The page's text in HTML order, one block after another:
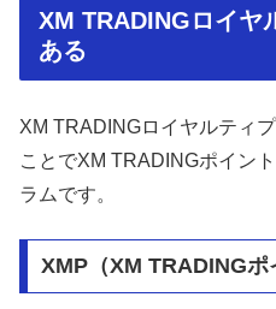
XM TRADINGロイヤ
ある
XM TRADINGロイヤルティ
ことでXM TRADINGポイン
ラムです。
XMP（XM TRADINGポ